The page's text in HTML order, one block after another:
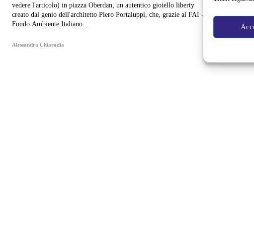
vedere l'articolo) in piazza Oberdan, un autentico gioiello liberty
creato dal genio dell'architetto Piero Portaluppi, che, grazie al FAI -
Fondo Ambiente Italiano...
Alessandra Chiaradia